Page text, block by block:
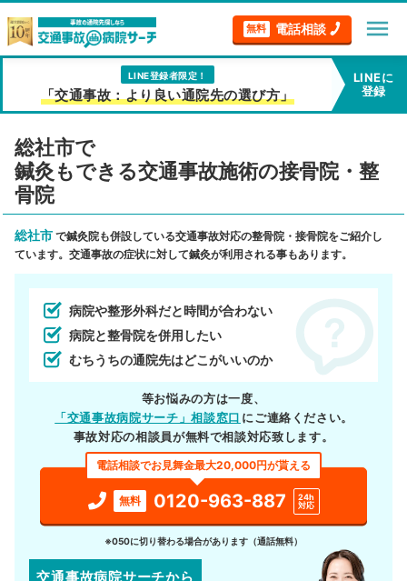
無料 電話相談 menu
LINE登録者限定！
「交通事故：より良い通院先の選び方」
LINEに
登録
総社市で
鍼灸もできる交通事故施術の接骨院・整
骨院
総社市 で鍼灸院も併設している交通事故対応の整骨院・接骨院をご紹介し
ています。交通事故の症状に対して鍼灸が利用される事もあります。
病院や整形外科だと時間が合わない
病院と整骨院を併用したい
むちうちの通院先はどこがいいのか
等お悩みの方は一度、
「交通事故病院サーチ」相談窓口 にご連絡ください。
事故対応の相談員が無料で相談対応致します。
電話相談でお見舞金最大20,000円が貰える
無料 0120-963-887
24h
対応
※050に切り替わる場合があります（通話無料）
交通事故病院サーチから